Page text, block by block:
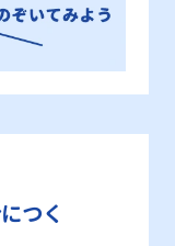
つく